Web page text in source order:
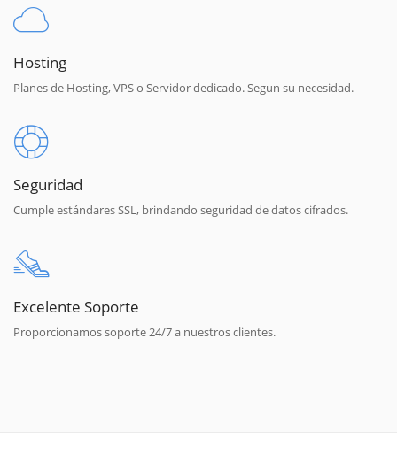
Hosting
Planes de Hosting, VPS o Servidor dedicado. Segun su necesidad.
Seguridad
Cumple estándares SSL, brindando seguridad de datos cifrados.
Excelente Soporte
Proporcionamos soporte 24/7 a nuestros clientes.